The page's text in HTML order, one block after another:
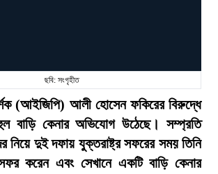
ছবি: সংগৃহীত
(আইজিপি) আলী হোসেন ফকিরের বিরুদ্ধে
বাড়ি কেনার অভিযোগ উঠেছে। সম্প্রতি
নিয়ে দুই দফায় যুক্তরাষ্ট্র সফরের সময় তিনি
করেন এবং সেখানে একটি বাড়ি কেনার